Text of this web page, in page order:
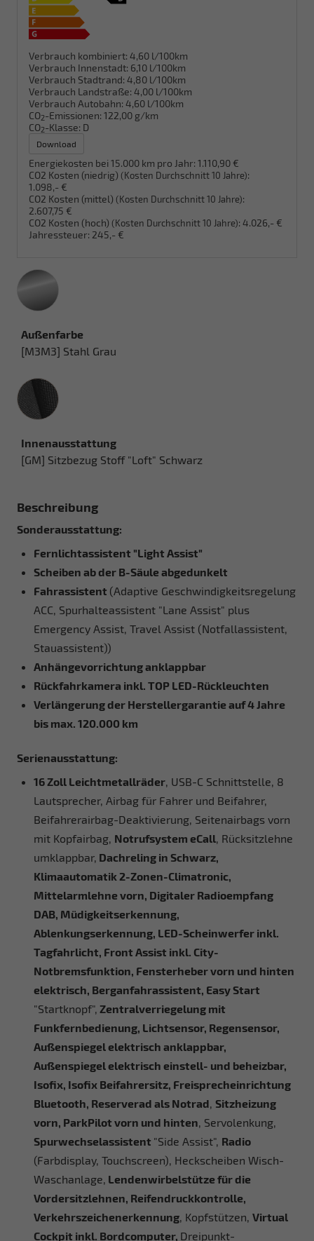
Verbrauch kombiniert: 4,60 l/100km
Verbrauch Innenstadt: 6,10 l/100km
Verbrauch Stadtrand: 4,80 l/100km
Verbrauch Landstraße: 4,00 l/100km
Verbrauch Autobahn: 4,60 l/100km
CO2-Emissionen: 122,00 g/km
CO2-Klasse: D
Download
Energiekosten bei 15.000 km pro Jahr: 1.110,90 €
CO2 Kosten (niedrig) (Kosten Durchschnitt 10 Jahre):
1.098,- €
CO2 Kosten (mittel) (Kosten Durchschnitt 10 Jahre):
2.607,75 €
CO2 Kosten (hoch) (Kosten Durchschnitt 10 Jahre): 4.026,- €
Jahressteuer: 245,- €
Außenfarbe
[M3M3] Stahl Grau
Innenausstattung
Innenausstattung
[GM] Sitzbezug Stoff "Loft" Schwarz
Beschreibung
Sonderausstattung:
Fernlichtassistent "Light Assist"
Scheiben ab der B-Säule abgedunkelt
Fahrassistent (Adaptive Geschwindigkeitsregelung
ACC, Spurhalteassistent "Lane Assist" plus
Emergency Assist, Travel Assist (Notfallassistent,
Stauassistent))
Anhängevorrichtung anklappbar
Rückfahrkamera inkl. TOP LED-Rückleuchten
Verlängerung der Herstellergarantie auf 4 Jahre
bis max. 120.000 km
Serienausstattung:
16 Zoll Leichtmetallräder , USB-C Schnittstelle, 8
Lautsprecher, Airbag für Fahrer und Beifahrer,
Beifahrerairbag-Deaktivierung, Seitenairbags vorn
mit Kopfairbag, Notrufsystem eCall , Rücksitzlehne
umklappbar, Dachreling in Schwarz,
Klimaautomatik 2-Zonen-Climatronic,
Mittelarmlehne vorn, Digitaler Radioempfang
DAB, Müdigkeitserkennung,
Ablenkungserkennung, LED-Scheinwerfer inkl.
Tagfahrlicht, Front Assist inkl. City-
Notbremsfunktion, Fensterheber vorn und hinten
elektrisch, Berganfahrassistent, Easy Start
"Startknopf", Zentralverriegelung mit
Funkfernbedienung, Lichtsensor, Regensensor,
Außenspiegel elektrisch anklappbar,
Außenspiegel elektrisch einstell- und beheizbar,
Isofix, Isofix Beifahrersitz, Freisprecheinrichtung
Bluetooth, Reserverad als Notrad Sitzheizung
vorn, ParkPilot vorn und hinten , Servolenkung,
Spurwechselassistent "Side Assist", Radio
(Farbdisplay, Touchscreen), Heckscheiben Wisch-
Waschanlage, Lendenwirbelstütze für die
Vordersitzlehnen, Reifendruckkontrolle,
Verkehrszeichenerkennung , Kopfstützen, Virtual
Cockpit inkl. Bordcomputer, Dreipunkt-